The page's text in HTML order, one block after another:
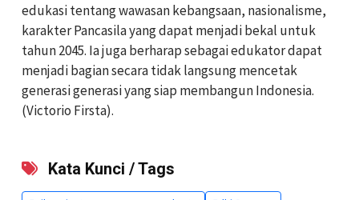
edukasi tentang wawasan kebangsaan, nasionalisme,
karakter Pancasila yang dapat menjadi bekal untuk
tahun 2045. Ia juga berharap sebagai edukator dapat
menjadi bagian secara tidak langsung mencetak
generasi generasi yang siap membangun Indonesia.
(Victorio Firsta).
Kata Kunci / Tags